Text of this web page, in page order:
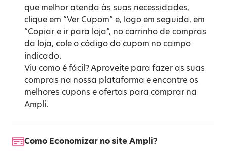
que melhor atenda às suas necessidades,
clique em “Ver Cupom” e, logo em seguida, em
“Copiar e ir para loja”, no carrinho de compras
da loja, cole o código do cupom no campo
indicado.
Viu como é fácil? Aproveite para fazer as suas
compras na nossa plataforma e encontre os
melhores cupons e ofertas para comprar na
Ampli.
Como Economizar no site Ampli?